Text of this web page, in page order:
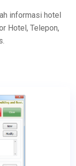
informasi hotel
Hotel, Telepon,